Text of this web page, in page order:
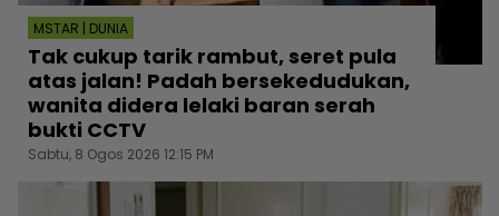
MSTAR | DUNIA
Tak cukup tarik rambut, seret pula
atas jalan! Padah bersekedudukan,
wanita didera lelaki baran serah
bukti CCTV
Sabtu, 8 Ogos 2026 12:15 PM